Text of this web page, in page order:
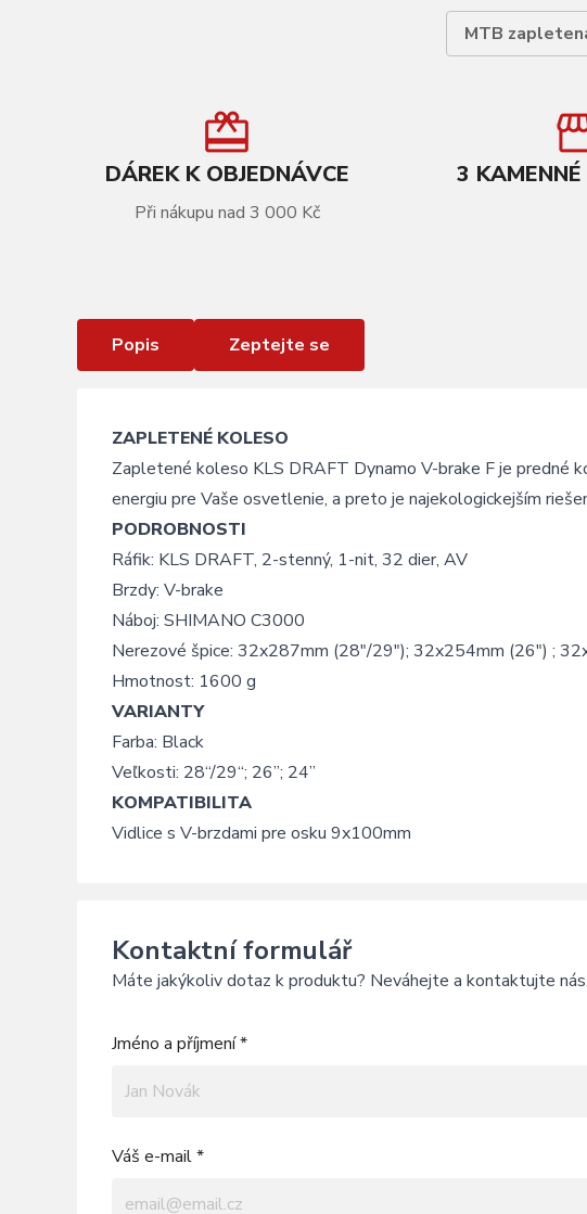
MTB
DÁREK K OBJEDNÁVCE
Při nákupu nad 3 000 Kč
3 KAMENNÉ
Popis Zeptejte se
ZAPLETENÉ KOLESO
Zapletené koleso KLS DRAFT Dynamo V-brake F je predné
energiu pre Vaše osvetlenie, a preto je najekologickejším
PODROBNOSTI
Ráfik: KLS DRAFT, 2-stenný, 1-nit, 32 dier, AV
Brzdy: V-brake
Náboj: SHIMANO C3000
Nerezové špice: 32x287mm (28"/29"); 32x254mm (26") ;
Hmotnost: 1600 g
VARIANTY
Farba: Black
Veľkosti: 28“/29“; 26”; 24”
KOMPATIBILITA
Vidlice s V-brzdami pre osku 9x100mm
Kontaktní formulář
Máte jakýkoliv dotaz k produktu? Neváhejte a kontaktujte nás.
Jméno a příjmení *
Váš e-mail *